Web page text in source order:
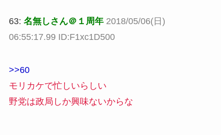
63: 名無しさん＠１周年 2018/05/06(日)
06:55:17.99 ID:F1xc1D500
>>60
モリカケで忙しいらしい
野党は政局しか興味ないからな